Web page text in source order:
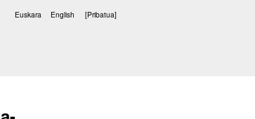
Euskara English [Pribatua]